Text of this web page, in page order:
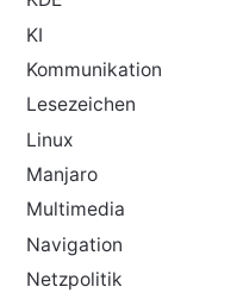
KI
Kommunikation
Lesezeichen
Linux
Manjaro
Multimedia
Navigation
Netzpolitik